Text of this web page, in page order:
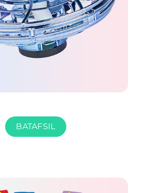
BATAFSIL